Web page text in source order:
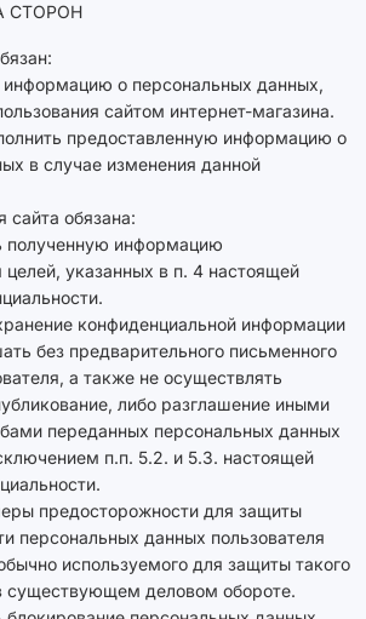
СТОРОН
информацию о персональных данных,
сайтом интернет-магазина.
предоставленную информацию о
в случае изменения данной
обязана:
полученную информацию
целей, указанных в п. 4 настоящей
конфиденциальной информации
без предварительного письменного
а также не осуществлять
либо разглашение иными
переданных персональных данных
п.п. 5.2. и 5.3. настоящей
предосторожности для защиты
персональных данных пользователя
используемого для защиты такого
существующем деловом обороте.